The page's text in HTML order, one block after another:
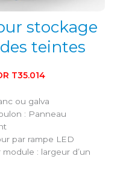
stockage
teintes
T35.014
ou galva
: Panneau
par rampe LED
: largeur d’un